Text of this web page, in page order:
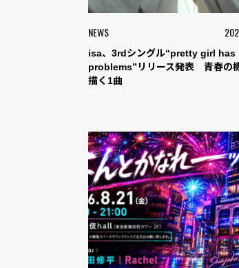
NEWS
isa、3rdシングル“pretty girl has
problems”リリース発表 青春の
描く1曲